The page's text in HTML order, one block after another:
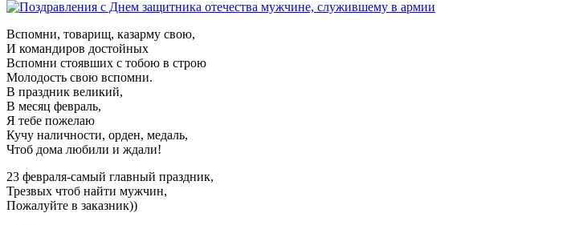
Вспомни, товарищ, казарму свою,
И командиров достойных
Вспомни стоявших с тобою в строю
Молодость свою вспомни.
В праздник великий,
В месяц февраль,
Я тебе пожелаю
Кучу наличности, орден, медаль,
Чтоб дома любили и ждали!
23 февраля-самый главный праздник,
Трезвых чтоб найти мужчин,
Пожалуйте в заказник))